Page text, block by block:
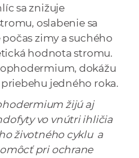
sa znižuje
oslabenie sa
zimy a suchého
hodnota stromu.
dokážu
jedného roka.
žijú aj
vo vnútri ihličia
životného cyklu a
pri ochrane